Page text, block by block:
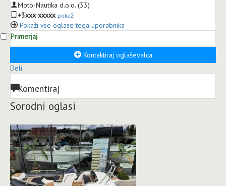
Moto-Nautika d.o.o. (33)
+3xxx xxxxx pokaži
Pokaži vse oglase tega uporabnika
Primerjaj
Kontaktiraj oglaševalca
Deli
Komentiraj
Sorodni oglasi